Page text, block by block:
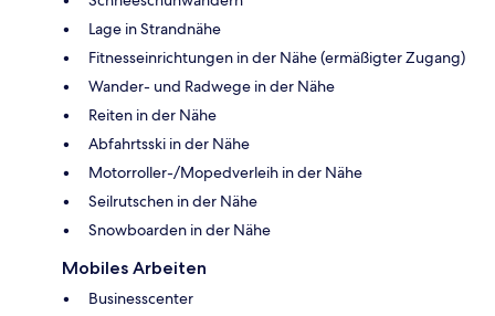
Lage in Strandnähe
Fitnesseinrichtungen in der Nähe (ermäßigter Zugang)
Wander- und Radwege in der Nähe
Reiten in der Nähe
Abfahrtsski in der Nähe
Motorroller-/Mopedverleih in der Nähe
Seilrutschen in der Nähe
Snowboarden in der Nähe
Mobiles Arbeiten
Businesscenter